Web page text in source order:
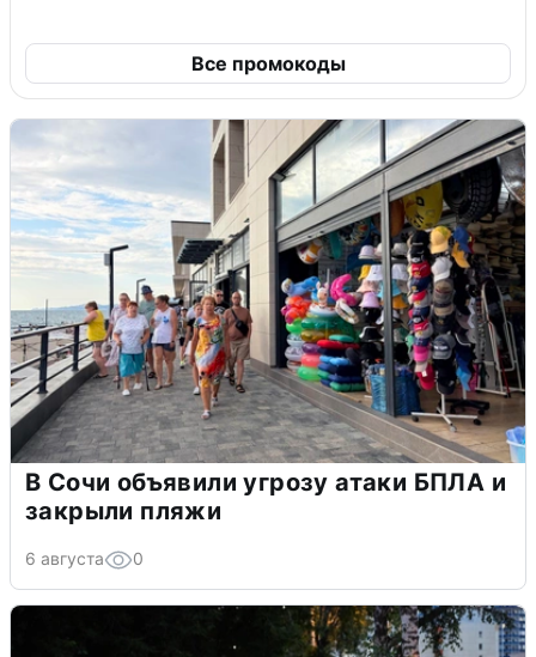
Все промокоды
В Сочи объявили угрозу атаки БПЛА и
закрыли пляжи
6 августа 0